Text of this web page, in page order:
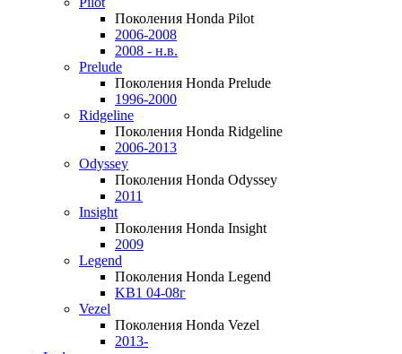
Поколения Honda Pilot
2006-2008
2008 - н.в.
Prelude
Поколения Honda Prelude
1996-2000
Ridgeline
Поколения Honda Ridgeline
2006-2013
Odyssey
Поколения Honda Odyssey
2011
Insight
Поколения Honda Insight
2009
Legend
Поколения Honda Legend
KB1 04-08г
Vezel
Поколения Honda Vezel
2013-